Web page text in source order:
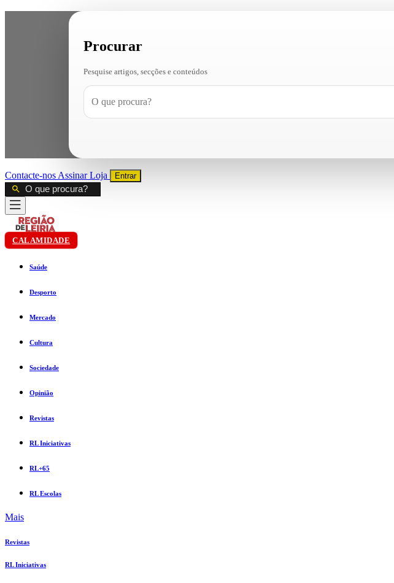
Procurar
Pesquise artigos, secções e conteúdos
Contacte-nos AssinarLoja Entrar
CALAMIDADE
Saúde
Desporto
Mercado
Cultura
Sociedade
Opinião
Revistas
RL Iniciativas
RL+65
RL Escolas
Mais
Revistas
RL Iniciativas